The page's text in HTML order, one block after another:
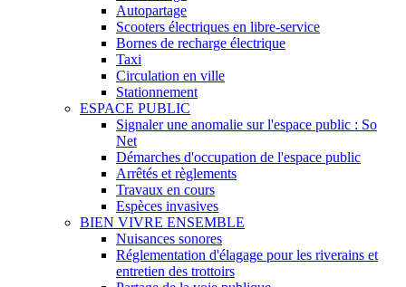
Autopartage
Scooters électriques en libre-service
Bornes de recharge électrique
Taxi
Circulation en ville
Stationnement
ESPACE PUBLIC
Signaler une anomalie sur l'espace public : So
Net
Démarches d'occupation de l'espace public
Arrêtés et règlements
Travaux en cours
Espèces invasives
BIEN VIVRE ENSEMBLE
Nuisances sonores
Réglementation d'élagage pour les riverains et
entretien des trottoirs